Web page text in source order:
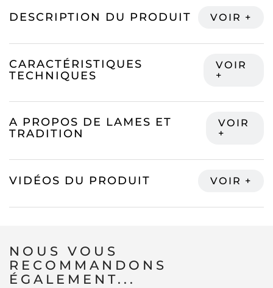
DESCRIPTION DU PRODUIT
CARACTÉRISTIQUES
TECHNIQUES
A PROPOS DE LAMES ET
TRADITION
VIDÉOS DU PRODUIT
NOUS VOUS
RECOMMANDONS
ÉGALEMENT...